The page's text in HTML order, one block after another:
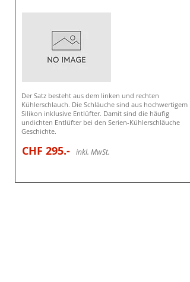
Der Satz besteht aus dem linken und rechten
Kühlerschlauch. Die Schläuche sind aus hochwertigem
Silikon inklusive Entlüfter. Damit sind die häufig
undichten Entlüfter bei den Serien-Kühlerschläuche
Geschichte.
CHF 295.- inkl. MwSt.